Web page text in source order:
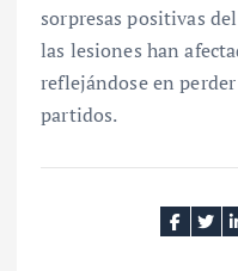
sorpresas positivas
las lesiones han
reflejándose en
partidos.